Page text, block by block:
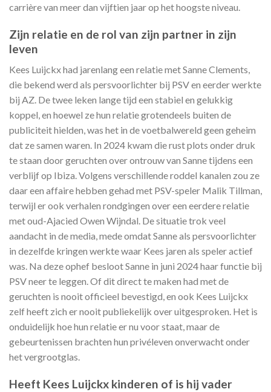
carrière van meer dan vijftien jaar op het hoogste niveau.
Zijn relatie en de rol van zijn partner in zijn
leven
Kees Luijckx had jarenlang een relatie met Sanne Clements,
die bekend werd als persvoorlichter bij PSV en eerder werkte
bij AZ. De twee leken lange tijd een stabiel en gelukkig
koppel, en hoewel ze hun relatie grotendeels buiten de
publiciteit hielden, was het in de voetbalwereld geen geheim
dat ze samen waren. In 2024 kwam die rust plots onder druk
te staan door geruchten over ontrouw van Sanne tijdens een
verblijf op Ibiza. Volgens verschillende roddel kanalen zou ze
daar een affaire hebben gehad met PSV-speler Malik Tillman,
terwijl er ook verhalen rondgingen over een eerdere relatie
met oud-Ajacied Owen Wijndal. De situatie trok veel
aandacht in de media, mede omdat Sanne als persvoorlichter
in dezelfde kringen werkte waar Kees jaren als speler actief
was. Na deze ophef besloot Sanne in juni 2024 haar functie bij
PSV neer te leggen. Of dit direct te maken had met de
geruchten is nooit officieel bevestigd, en ook Kees Luijckx
zelf heeft zich er nooit publiekelijk over uitgesproken. Het is
onduidelijk hoe hun relatie er nu voor staat, maar de
gebeurtenissen brachten hun privéleven onverwacht onder
het vergrootglas.
Heeft Kees Luijckx kinderen of is hij vader